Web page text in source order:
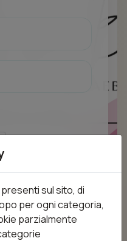
sul sito, di
per ogni categoria,
parzialmente